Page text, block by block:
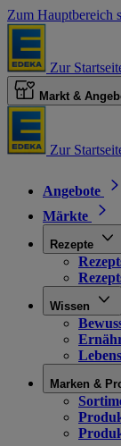
Zum Hauptbereich
Zur
Markt &
Zur
Angebote
Märkte
Rezepte
Wissen
Marken &